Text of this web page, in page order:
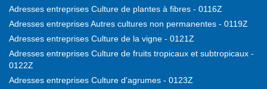
Adresses entreprises Culture de plantes à fibres - 0116Z
Adresses entreprises Autres cultures non permanentes - 0119Z
Adresses entreprises Culture de la vigne - 0121Z
Adresses entreprises Culture de fruits tropicaux et subtropicaux -
0122Z
Adresses entreprises Culture d'agrumes - 0123Z